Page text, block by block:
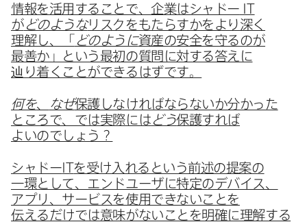
情報を​活用する​ことで、​企業は​シャドー IT
がどのようなリスクを​もたらすかを​より​深く​
理解し、​「 どのように資産の​安全を​守るのが​
最善か」と​いう​最初の​質問に​対する​答えに​
辿り着く​ことができるはずです。
何を、 なぜ保護しなければならないか​分かった​
ところで、では​実際には どう保護すれば​
よいのでしょう？
シャドー ITを​受け入れると​いう​前述の​提案の​
一環と​して、​エンドユーザに​特定の​デバイス、​
アプリ、​サービスを​使用できない​ことを​
伝えるだけでは​意味が​ない​ことを​明確に​理解する​